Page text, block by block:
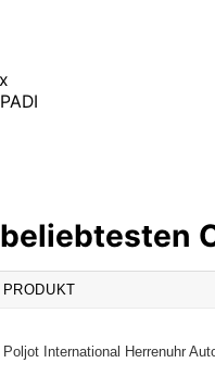
PRODUKT
Poljot International Herrenuhr